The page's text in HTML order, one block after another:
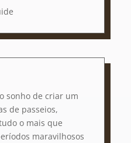
sonho de criar um
de passeios,
o mais que
maravilhosos